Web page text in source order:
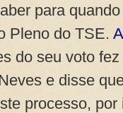
para
Pleno do TSE.
do seu voto
e disse
processo,